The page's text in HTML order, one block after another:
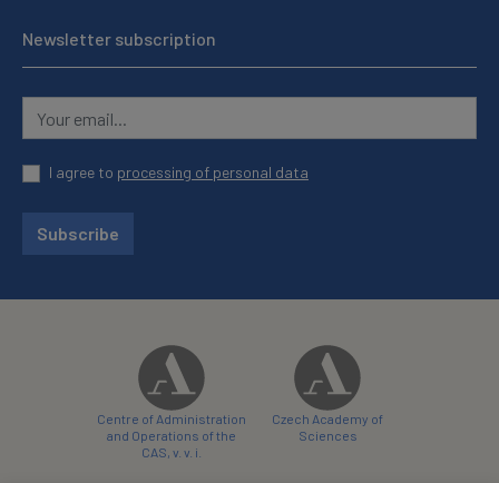
Newsletter subscription
I agree to processing of personal data
Subscribe
Centre of Administration
and Operations of the
CAS, v. v. i.
Czech Academy of
Sciences